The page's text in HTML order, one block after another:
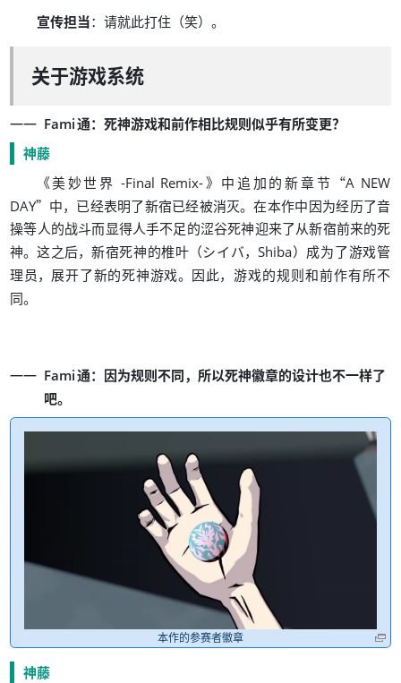
宣传担当：请就此打住 （笑）。
关于游戏系统
Fami通： 死神游戏和前作相比规则似乎有所变更？
神藤
《美妙世界 -Final Remix-》 中追加的新章节 “A NEW
DAY” 中， 已经表明了新宿已经被消灭。在本作中因为经历了音
操等人的战斗而显得人手不足的涩谷死神迎来了从新宿前来的死
神。这之后，新宿死神的椎叶 （シイバ，Shiba） 成为了游戏管
理员 ， 展开了新的死神游戏。 因此，游戏的规则和前作有所不
同。
Fami通： 因为规则不同， 所以死神徽章的设计也不一样了
吧。
本作的参赛者徽章
神藤